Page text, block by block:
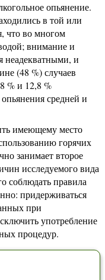
опьянение.
в той или
что во многом
внимание и
неадекватными, и
(48 %) случаев
% и 12,8 %
средней и
имеющему место
горячих
занимает второе
исследуемого вида
соблюдать правила
придерживаться
при
употребление
процедур.